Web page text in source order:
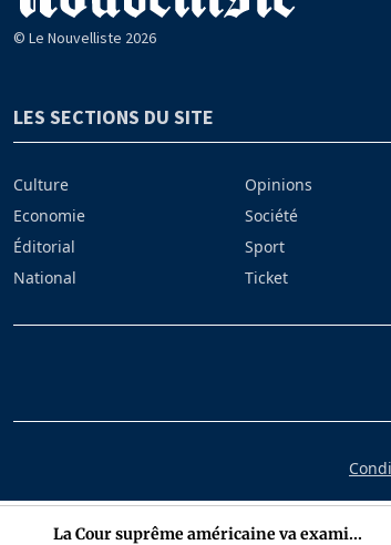
La Cour suprême américaine va exami...
© Le Nouvelliste 2026
LES SECTIONS DU SITE
Culture
Economie
Éditorial
National
Opinions
Société
Sport
Ticket